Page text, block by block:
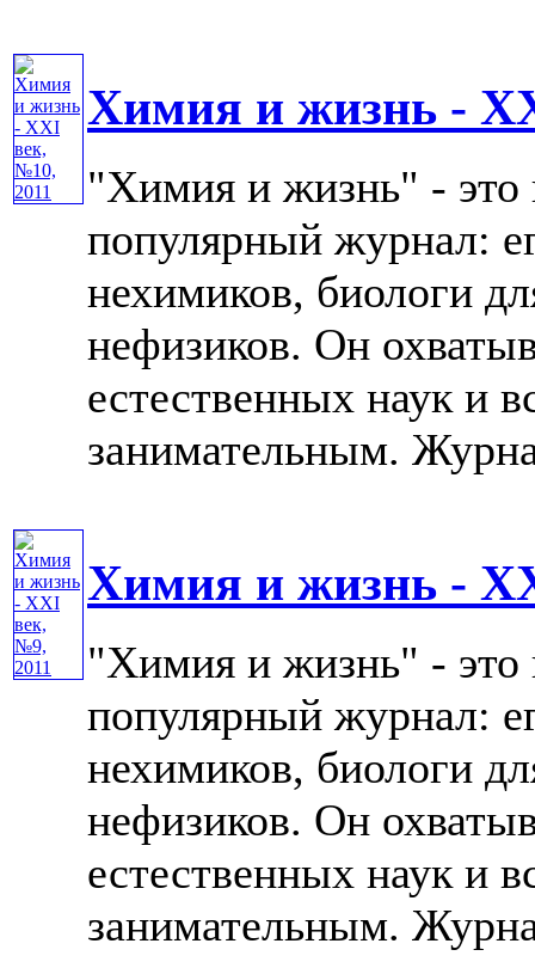
Химия и жизнь -
"Химия и жизнь" -
популярный журнал:
нехимиков, биологи
нефизиков. Он
естественных наук и
занимательным.
Химия и жизнь -
"Химия и жизнь" -
популярный журнал:
нехимиков, биологи
нефизиков. Он
естественных наук и
занимательным.